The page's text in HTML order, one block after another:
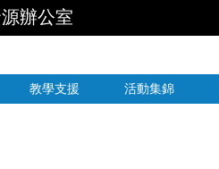
辦公室
教學支援 活動集錦